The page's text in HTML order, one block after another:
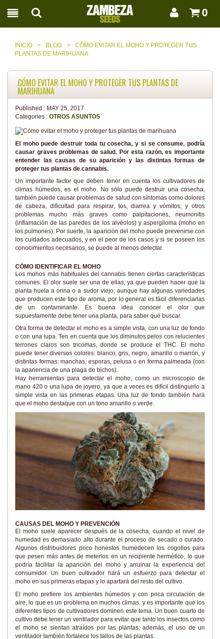
0
INICIO > BLOG >
CÓMO EVITAR EL MOHO Y PROTEGER TUS
PLANTAS DE MARIHUANA
CÓMO EVITAR EL MOHO Y PROTEGER TUS PLANTAS DE
MARIHUANA
Published : MAY 25, 2017
Categories : OTROS ASUNTOS
El moho puede destruir toda tu cosecha, y si se consume, podría
causar graves problemas de salud. Por esta razón, es importante
entender las causas de su aparición y las distintas formas de
proteger tus plantas de cannabis.
Un importante factor que deben tener en cuenta los cultivadores de
climas húmedos, es el moho. No sólo puede destruir una cosecha,
también puede causar problemas de salud con síntomas como dolores
de cabeza, dificultad para respirar, tos, diarrea y vómitos; y otros
problemas mucho más graves como palpitaciones, neumonitis
(inflamación de las paredes de los alvéolos) y aspergiloma (moho en
los pulmones). Por suerte, la aparición del moho puede prevenirse con
los cuidados adecuados, y en el peor de los casos y si se poseen los
conocimientos necesarios, se puede al menos detectar.
CÓMO IDENTIFICAR EL MOHO
Los mohos más habituales del cannabis tienen ciertas características
comunes. El olor suele ser una de ellas, ya que pueden hacer que la
planta huela a orina o a sudor viejo; aunque hay algunas variedades
que producen este tipo de aroma, por lo general es fácil diferenciarlas
de un contaminante. Es buena idea conocer el olor que
supuestamente debe tener una planta, para saber qué buscar.
Otra forma de detectar el moho es a simple vista, con una luz de fondo
o con una lupa. Ten en cuenta que los diminutos pelos con relucientes
terrones claros son tricomas, donde se produce el THC. El moho
puede tener diversos colores: blanco, gris, negro, amarillo o marrón, y
distintas formas: manchas, esporas, pelusa o en forma palmeada (con
la apariencia de una plaga de bichos).
Hay herramientas para detectar el moho, como un microscopio de
mano 420 o una lupa de joyero, ya que a veces es difícil distinguirlo a
simple vista en las primeras etapas. Una luz de fondo también hará
que el moho destaque con un tono amarillo o verde.
CAUSAS DEL MOHO Y PREVENCIÓN
El moho suele aparecer después de la cosecha, cuando el nivel de
humedad es demasiado alto durante el proceso de secado o curado.
Algunos distribuidores poco honestos humedecen los cogollos para
que pesen más antes de meterlos en un recipiente hermético, lo que
podría facilitar la aparición del moho y arruinar la experiencia del
consumidor. Un buen cultivador hará un esfuerzo para detectar el
moho en sus primeras etapas y lo apartará del resto del cultivo.
El moho prefiere los ambientes húmedos y con poca circulación de
aire, lo que es un problema en muchos climas, y es importante que los
diferentes tipos de cultivadores dominen este tema. Un buen cuarto de
cultivo debe tener un ventilador para evitar que tanto los insectos como
el moho se sientan atraídos por las plantas; además, el uso de un
ventilador también fortalece los tallos de las plantas.